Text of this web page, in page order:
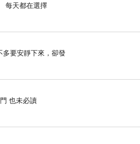
每天都在選擇
多要安靜下來，卻發
也未必讀